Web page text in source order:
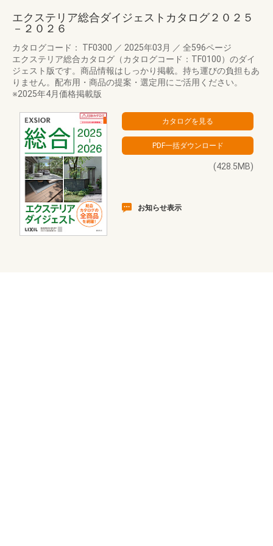
エクステリア総合ダイジェストカタログ２０２５
－２０２６
カタログコード： TF0300 ／ 2025年03月 ／ 全596ページ
エクステリア総合カタログ（カタログコード：TF0100）のダイ
ジェスト版です。商品情報はしっかり掲載。持ち運びの負担もあ
りません。配布用・商品の提案・選定用にご活用ください。
※2025年4月価格掲載版
(428.5MB)
お知らせ表示